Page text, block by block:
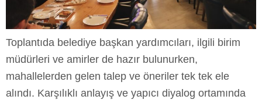
Toplantıda belediye başkan yardımcıları, ilgili birim
müdürleri ve amirler de hazır bulunurken,
mahallelerden gelen talep ve öneriler tek tek ele
alındı. Karşılıklı anlayış ve yapıcı diyalog ortamında